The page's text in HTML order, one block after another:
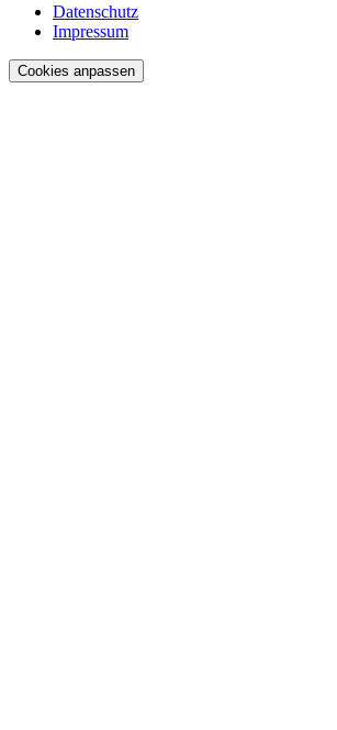
Datenschutz
Impressum
Cookies anpassen